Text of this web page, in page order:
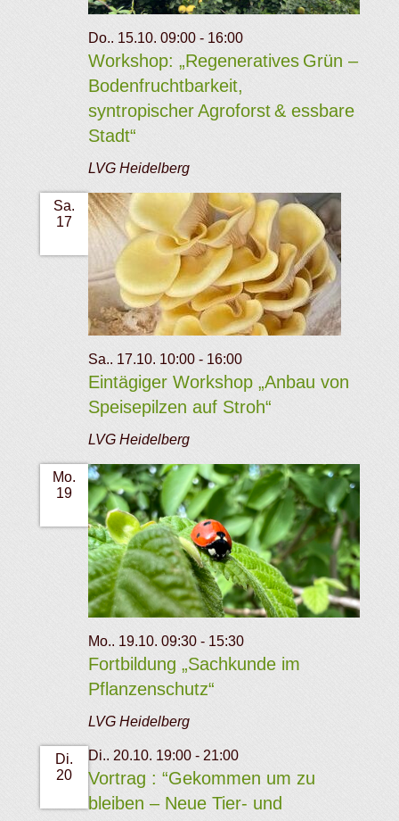
Workshop: „Regeneratives Grün –
Bodenfruchtbarkeit,
syntropischer Agroforst & essbare
Stadt“
Do.. 15.10. 09:00- 16:00
LVG Heidelberg
Sa.
17
Eintägiger Workshop „Anbau von
Speisepilzen auf Stroh“
Sa.. 17.10. 10:00- 16:00
LVG Heidelberg
Mo.
19
Fortbildung „Sachkunde im
Pflanzenschutz“
Mo.. 19.10. 09:30- 15:30
LVG Heidelberg
Di.
20
Vortrag : “Gekommen um zu
bleiben – Neue Tier- und
Di.. 20.10. 19:00- 21:00